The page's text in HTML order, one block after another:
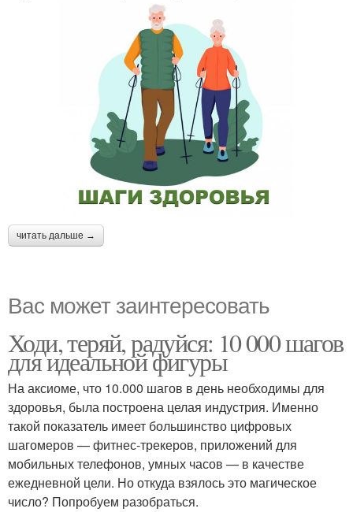
читать дальше →
Вас может заинтересовать
Ходи, теряй, радуйся: 10 000 шагов
для идеальной фигуры
На аксиоме, что 10.000 шагов в день необходимы для
здоровья, была построена целая индустрия. Именно
такой показатель имеет большинство цифровых
шагомеров — фитнес-трекеров, приложений для
мобильных телефонов, умных часов — в качестве
ежедневной цели. Но откуда взялось это магическое
число? Попробуем разобраться.